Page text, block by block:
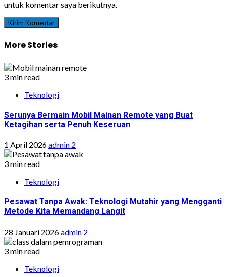
untuk komentar saya berikutnya.
More Stories
3 min read
Teknologi
Serunya Bermain Mobil Mainan Remote yang Buat
Ketagihan serta Penuh Keseruan
1 April 2026admin 2
3 min read
Teknologi
Pesawat Tanpa Awak: Teknologi Mutahir yang Mengganti
Metode Kita Memandang Langit
28 Januari 2026admin 2
3 min read
Teknologi